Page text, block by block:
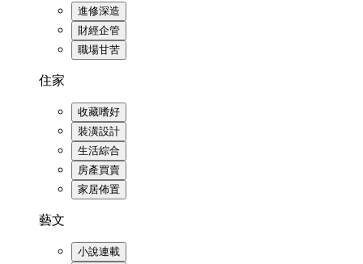
進修深造
財經企管
職場甘苦
住家
收藏嗜好
裝潢設計
生活綜合
房產買賣
家居佈置
藝文
小說連載